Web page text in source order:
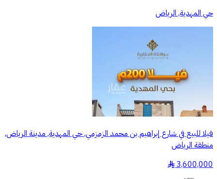
حي المهدية, الرياض
فيلا للبيع في شارع إبراهيم بن محمد الزمزمي, حي المهدية, مدينة الرياض,
منطقة الرياض
3,600,000
§